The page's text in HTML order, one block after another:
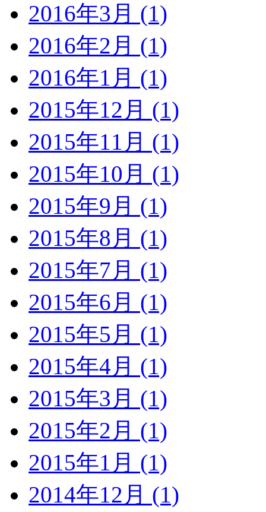
2016年3月 (1)
2016年2月 (1)
2016年1月 (1)
2015年12月 (1)
2015年11月 (1)
2015年10月 (1)
2015年9月 (1)
2015年8月 (1)
2015年7月 (1)
2015年6月 (1)
2015年5月 (1)
2015年4月 (1)
2015年3月 (1)
2015年2月 (1)
2015年1月 (1)
2014年12月 (1)